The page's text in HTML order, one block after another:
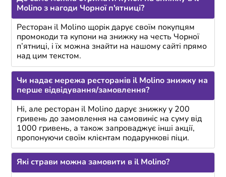
Molino з нагоди Чорної п'ятниці?
Ресторан іl Molino щорік дарує своїм покупцям
промокоди та купони на знижку на честь Чорної
п’ятниці, і їх можна знайти на нашому сайті прямо
над цим текстом.
Чи надає мережа ресторанів іl Molino знижку на
перше відвідування/замовлення?
Ні, але ресторан іl Molino дарує знижку у 200
гривень до замовлення на самовиніс на суму від
1000 гривень, а також запроваджує інші акції,
пропонуючи своїм клієнтам подарункові піци.
Які страви можна замовити в іl Molino?